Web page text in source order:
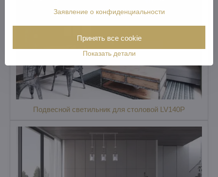
Подвесной светильник для столовой LV140P
Заявление о конфиденциальности
Показать детали
Принять все cookie